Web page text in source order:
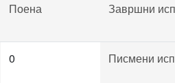
Поена Завршни
0 Писмени